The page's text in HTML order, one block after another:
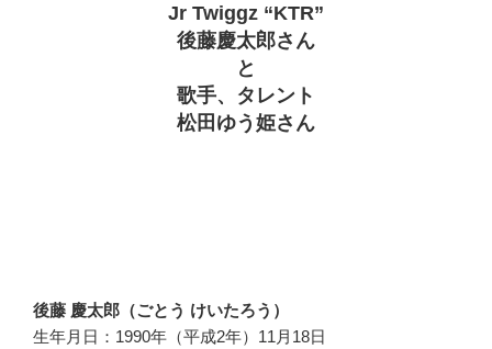
Jr Twiggz “KTR”
後藤慶太郎さん
と
歌手、タレント
松田ゆう姫さん
後藤 慶太郎（ごとう けいたろう）
生年月日：1990年（平成2年）11月18日